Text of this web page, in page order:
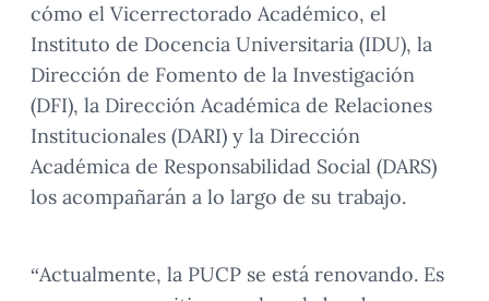
cómo el Vicerrectorado Académico, el
Instituto de Docencia Universitaria (IDU), la
Dirección de Fomento de la Investigación
(DFI), la Dirección Académica de Relaciones
Institucionales (DARI) y la Dirección
Académica de Responsabilidad Social (DARS)
los acompañarán a lo largo de su trabajo.
“Actualmente, la PUCP se está renovando. Es